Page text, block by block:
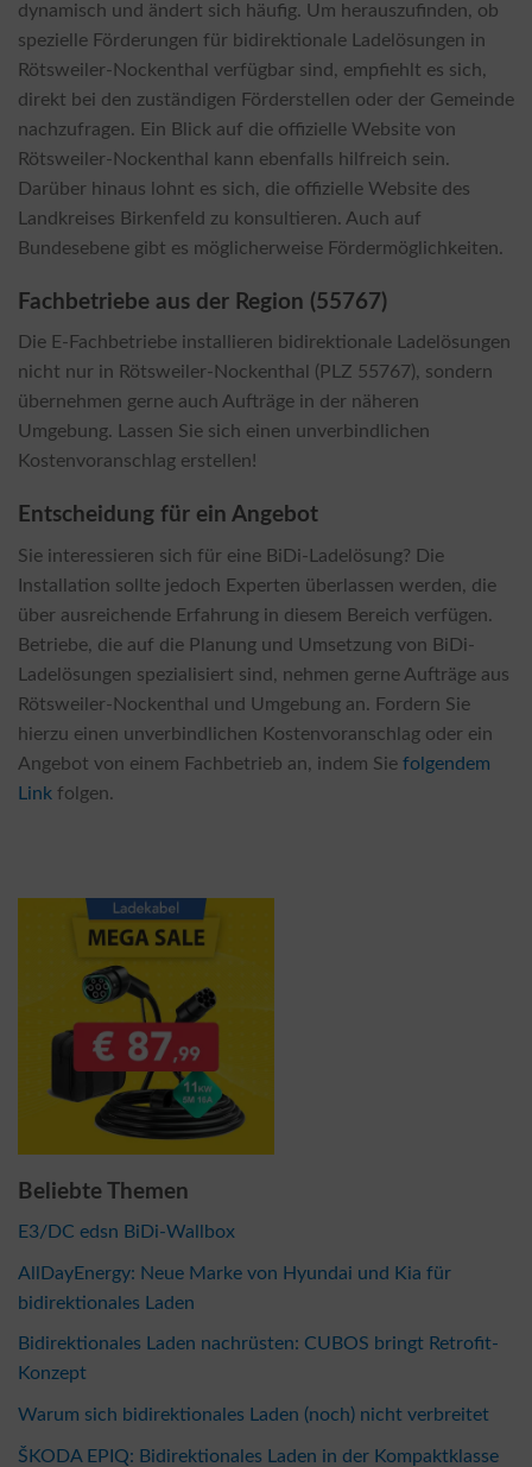
dynamisch und ändert sich häufig. Um herauszufinden, ob
spezielle Förderungen für bidirektionale Ladelösungen in
Rötsweiler-Nockenthal verfügbar sind, empfiehlt es sich,
direkt bei den zuständigen Förderstellen oder der Gemeinde
nachzufragen. Ein Blick auf die offizielle Website von
Rötsweiler-Nockenthal kann ebenfalls hilfreich sein.
Darüber hinaus lohnt es sich, die offizielle Website des
Landkreises Birkenfeld zu konsultieren. Auch auf
Bundesebene gibt es möglicherweise Fördermöglichkeiten.
Fachbetriebe aus der Region (55767)
Die E-Fachbetriebe installieren bidirektionale Ladelösungen
nicht nur in Rötsweiler-Nockenthal (PLZ 55767), sondern
übernehmen gerne auch Aufträge in der näheren
Umgebung. Lassen Sie sich einen unverbindlichen
Kostenvoranschlag erstellen!
Entscheidung für ein Angebot
Sie interessieren sich für eine BiDi-Ladelösung? Die
Installation sollte jedoch Experten überlassen werden, die
über ausreichende Erfahrung in diesem Bereich verfügen.
Betriebe, die auf die Planung und Umsetzung von BiDi-
Ladelösungen spezialisiert sind, nehmen gerne Aufträge aus
Rötsweiler-Nockenthal und Umgebung an. Fordern Sie
hierzu einen unverbindlichen Kostenvoranschlag oder ein
Angebot von einem Fachbetrieb an, indem Sie folgendem
Link folgen.
Beliebte Themen
E3/DC edsn BiDi-Wallbox
AllDayEnergy: Neue Marke von Hyundai und Kia für
bidirektionales Laden
Bidirektionales Laden nachrüsten: CUBOS bringt Retrofit-
Konzept
Warum sich bidirektionales Laden (noch) nicht verbreitet
ŠKODA EPIQ: Bidirektionales Laden in der Kompaktklasse